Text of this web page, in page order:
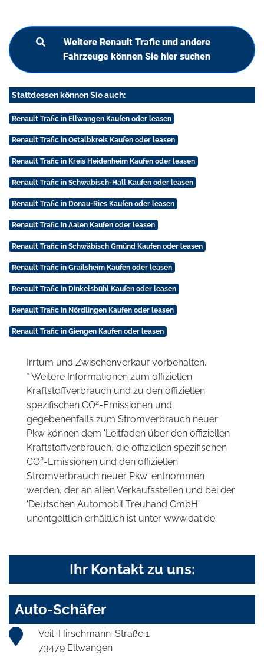
Weitere Renault Trafic und andere
Fahrzeuge können Sie hier suchen
Stattdessen können Sie auch:
Renault Trafic in Ellwangen Kaufen oder leasen
Renault Trafic in Ostalbkreis Kaufen oder leasen
Renault Trafic in Kreis Heidenheim Kaufen oder leasen
Renault Trafic in Schwäbisch-Hall Kaufen oder leasen
Renault Trafic in Donau-Ries Kaufen oder leasen
Renault Trafic in Aalen Kaufen oder leasen
Renault Trafic in Schwäbisch Gmünd Kaufen oder leasen
Renault Trafic in Grailsheim Kaufen oder leasen
Renault Trafic in Dinkelsbühl Kaufen oder leasen
Renault Trafic in Nördlingen Kaufen oder leasen
Renault Trafic in Giengen Kaufen oder leasen
Irrtum und Zwischenverkauf vorbehalten.
* Weitere Informationen zum offiziellen
Kraftstoffverbrauch und zu den offiziellen
spezifischen CO2-Emissionen und
gegebenenfalls zum Stromverbrauch neuer
Pkw können dem 'Leitfaden über den offiziellen
Kraftstoffverbrauch, die offiziellen spezifischen
CO2-Emissionen und den offiziellen
Stromverbrauch neuer Pkw' entnommen
werden, der an allen Verkaufsstellen und bei der
'Deutschen Automobil Treuhand GmbH'
unentgeltlich erhältlich ist unter www.dat.de.
Ihr Kontakt zu uns:
Auto-Schäfer
Veit-Hirschmann-Straße 1
73479 Ellwangen